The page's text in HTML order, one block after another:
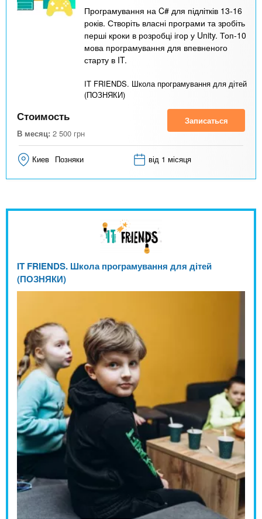
Програмування на C# для підлітків 13-16
років. Створіть власні програми та зробіть
перші кроки в розробці ігор у Unity. Топ-10
мова програмування для впевненого
старту в IT.
IT FRIENDS. Школа програмування для дітей
(ПОЗНЯКИ)
Стоимость
В месяц: 2 500 грн
Записаться
Киев Позняки від 1 місяця
IT FRIENDS. Школа програмування для дітей
(ПОЗНЯКИ)